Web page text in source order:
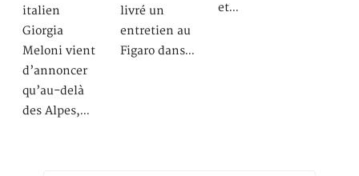
italien
Giorgia
Meloni vient
d’annoncer
qu’au-delà
des Alpes,…
livré un
entretien au
Figaro dans…
et…